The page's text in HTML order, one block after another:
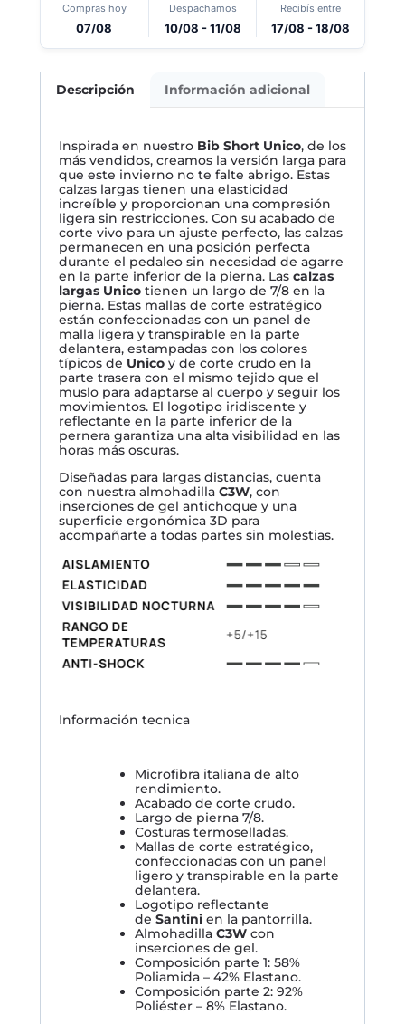
Compras hoy
07/08
Despachamos
10/08 - 11/08
Recibís entre
17/08 - 18/08
Descripción Información adicional
Inspirada en nuestro Bib Short Unico, de los
más vendidos, creamos la versión larga para
que este invierno no te falte abrigo. Estas
calzas largas tienen una elasticidad
increíble y proporcionan una compresión
ligera sin restricciones. Con su acabado de
corte vivo para un ajuste perfecto, las calzas
permanecen en una posición perfecta
durante el pedaleo sin necesidad de agarre
en la parte inferior de la pierna. Las calzas
largas Unico tienen un largo de 7/8 en la
pierna. Estas mallas de corte estratégico
están confeccionadas con un panel de
malla ligera y transpirable en la parte
delantera, estampadas con los colores
típicos de Unico y de corte crudo en la
parte trasera con el mismo tejido que el
muslo para adaptarse al cuerpo y seguir los
movimientos. El logotipo iridiscente y
reflectante en la parte inferior de la
pernera garantiza una alta visibilidad en las
horas más oscuras.
Diseñadas para largas distancias, cuenta
con nuestra almohadilla C3W, con
inserciones de gel antichoque y una
superficie ergonómica 3D para
acompañarte a todas partes sin molestias.
Información tecnica
Microfibra italiana de alto
rendimiento.
Acabado de corte crudo.
Largo de pierna 7/8.
Costuras termoselladas.
Mallas de corte estratégico,
confeccionadas con un panel
ligero y transpirable en la parte
delantera.
Logotipo reflectante
de Santini en la pantorrilla.
Almohadilla C3W con
inserciones de gel.
Composición parte 1: 58%
Poliamida – 42% Elastano.
Composición parte 2: 92%
Poliéster – 8% Elastano.